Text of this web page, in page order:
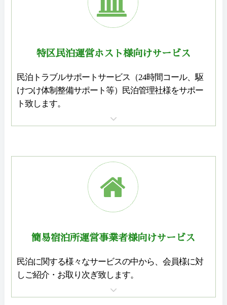
特区民泊運営ホスト様向けサービス
民泊トラブルサポートサービス（24時間コール、駆
けつけ体制整備サポート等）民泊管理社様をサポー
ト致します。
簡易宿泊所運営事業者様向けサービス
民泊に関する様々なサービスの中から、会員様に対
しご紹介・お取り次ぎ致します。